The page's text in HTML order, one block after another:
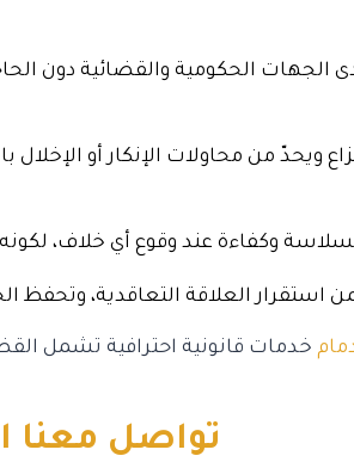
الجهات الحكومية والقضائية دون
ويحدّ من محاولات الإنكار أو الإخلال
وكفاءة عند وقوع أي خلاف،
العلاقة التعاقدية، وتحفظ
خدمات قانونية احترافية تشمل
تواصل معنا